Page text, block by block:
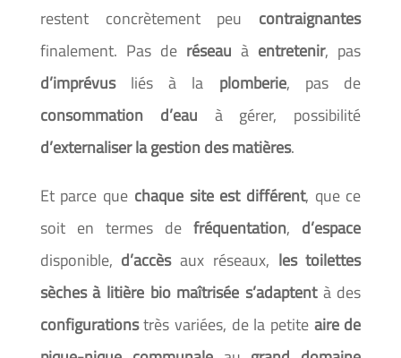
restent concrètement peu contraignantes
finalement. Pas de réseau à entretenir, pas
d’imprévusliés à la plomberie, pas de
consommation d’eau à gérer, possibilité
d’externaliser la gestion des matières.
Et parce que chaque site est différent, que ce
soit en termes defréquentation, d’espace
disponible, d’accèsaux réseaux, les toilettes
sèches à litière bio maîtrisée s’adaptentà des
configurationstrès variées, de la petite aire de